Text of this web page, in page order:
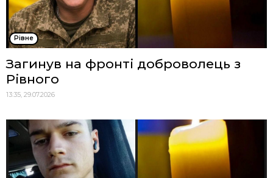
Рівне
Загинув на фронті доброволець з
Рівного
13:35, 29.07.2026